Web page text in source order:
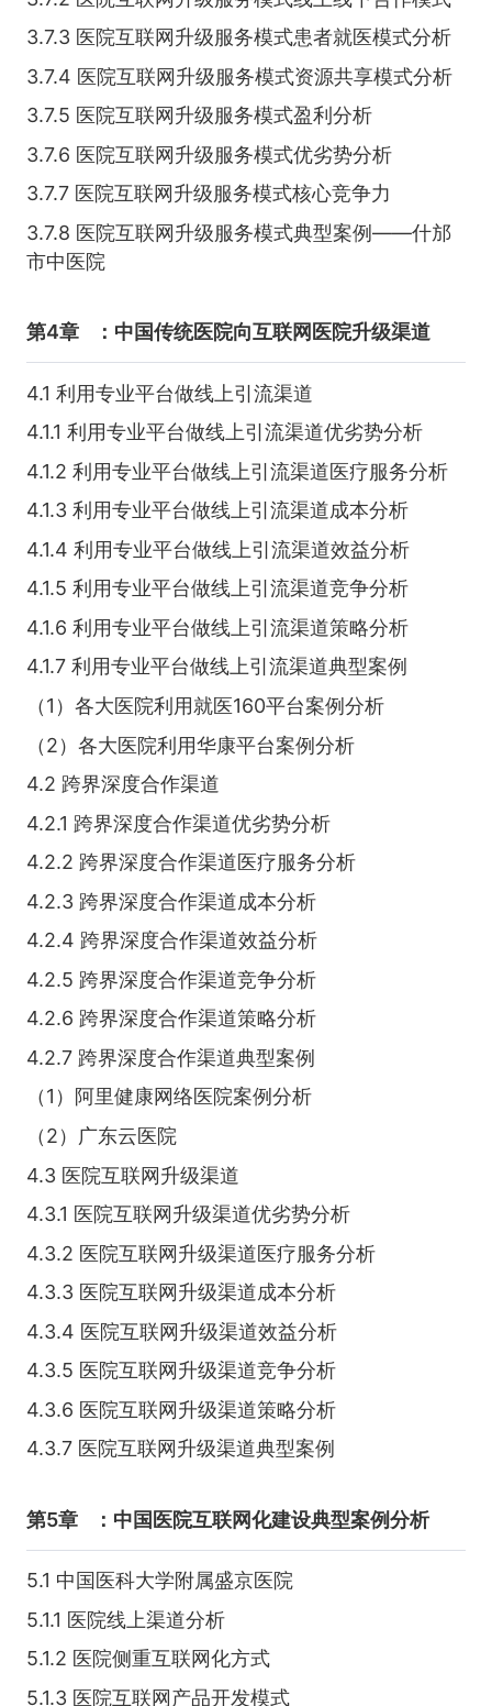
3.7.3 医院互联网升级服务模式患者就医模式分析
3.7.4 医院互联网升级服务模式资源共享模式分析
3.7.5 医院互联网升级服务模式盈利分析
3.7.6 医院互联网升级服务模式优劣势分析
3.7.7 医院互联网升级服务模式核心竞争力
3.7.8 医院互联网升级服务模式典型案例——什邡
市中医院
第4章 ：中国传统医院向互联网医院升级渠道
4.1 利用专业平台做线上引流渠道
4.1.1 利用专业平台做线上引流渠道优劣势分析
4.1.2 利用专业平台做线上引流渠道医疗服务分析
4.1.3 利用专业平台做线上引流渠道成本分析
4.1.4 利用专业平台做线上引流渠道效益分析
4.1.5 利用专业平台做线上引流渠道竞争分析
4.1.6 利用专业平台做线上引流渠道策略分析
4.1.7 利用专业平台做线上引流渠道典型案例
（1）各大医院利用就医160平台案例分析
（2）各大医院利用华康平台案例分析
4.2 跨界深度合作渠道
4.2.1 跨界深度合作渠道优劣势分析
4.2.2 跨界深度合作渠道医疗服务分析
4.2.3 跨界深度合作渠道成本分析
4.2.4 跨界深度合作渠道效益分析
4.2.5 跨界深度合作渠道竞争分析
4.2.6 跨界深度合作渠道策略分析
4.2.7 跨界深度合作渠道典型案例
（1）阿里健康网络医院案例分析
（2）广东云医院
4.3 医院互联网升级渠道
4.3.1 医院互联网升级渠道优劣势分析
4.3.2 医院互联网升级渠道医疗服务分析
4.3.3 医院互联网升级渠道成本分析
4.3.4 医院互联网升级渠道效益分析
4.3.5 医院互联网升级渠道竞争分析
4.3.6 医院互联网升级渠道策略分析
4.3.7 医院互联网升级渠道典型案例
第5章 ：中国医院互联网化建设典型案例分析
5.1 中国医科大学附属盛京医院
5.1.1 医院线上渠道分析
5.1.2 医院侧重互联网化方式
5.1.3 医院互联网产品开发模式